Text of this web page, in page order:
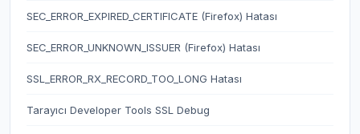
SEC_ERROR_EXPIRED_CERTIFICATE (Firefox) Hatası
SEC_ERROR_UNKNOWN_ISSUER (Firefox) Hatası
SSL_ERROR_RX_RECORD_TOO_LONG Hatası
Tarayıcı Developer Tools SSL Debug